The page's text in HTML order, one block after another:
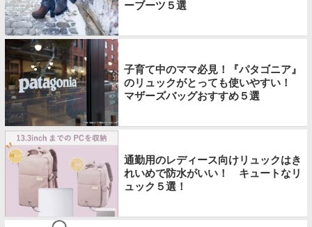
ーブーツ５選
子育て中のママ必見！『パタゴニア』
のリュックがとっても使いやすい！
マザーズバッグおすすめ５選
通勤用のレディース向けリュックはき
れいめで防水がいい！ キュートなリ
ュック５選！